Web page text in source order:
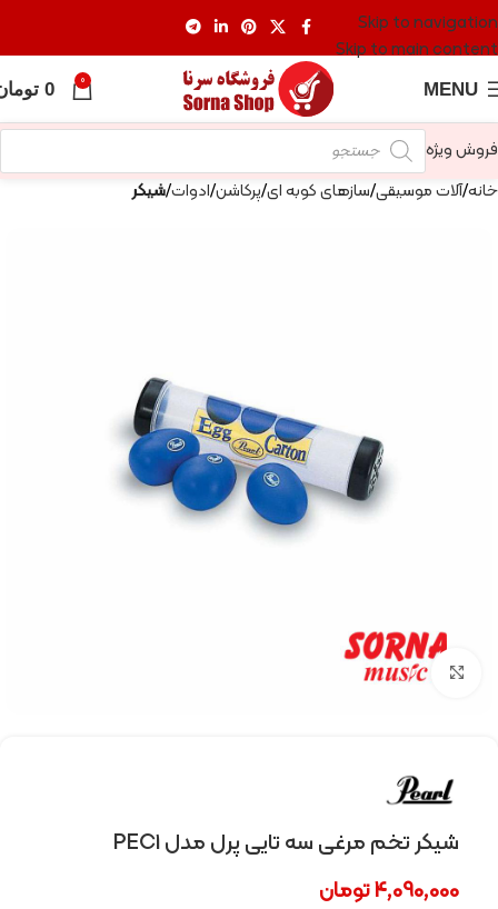
Skip to navigation
Skip to main content
MENU
0
0
فروش ویژه
خانه آلات موسیقی سازهای کوبه ای پرکاشن ادوات شیکر
Click to enlarge
شیکر تخم مرغی سه تایی پرل مدل PEC1
4,090,000تومان